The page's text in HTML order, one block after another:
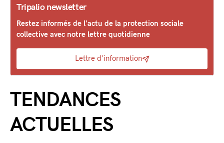
Tripalio newsletter
Restez informés de l'actu de la protection sociale
collective avec notre lettre quotidienne
Lettre d'information
TENDANCES
ACTUELLES